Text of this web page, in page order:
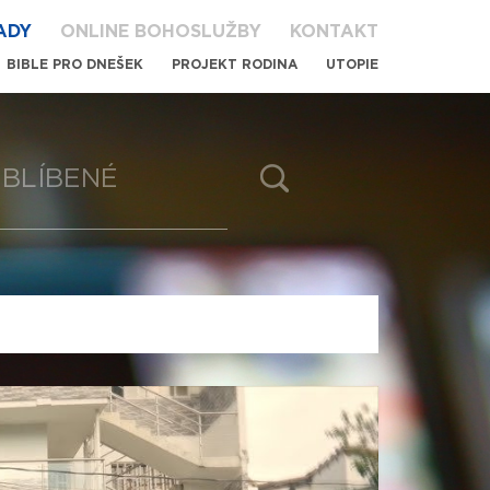
ONLINE BOHOSLUŽBY KONTAKT
BIBLE PRO DNEŠEK PROJEKT RODINA UTOPIE